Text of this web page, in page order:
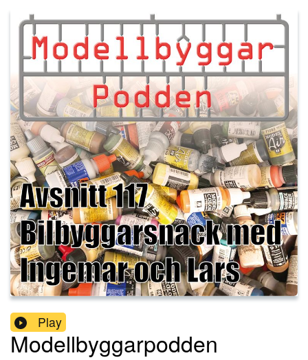
Play
Modellbyggarpodden